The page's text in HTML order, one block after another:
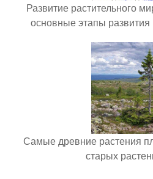
Развитие растительного
основные этапы развития
Самые древние растения
старых